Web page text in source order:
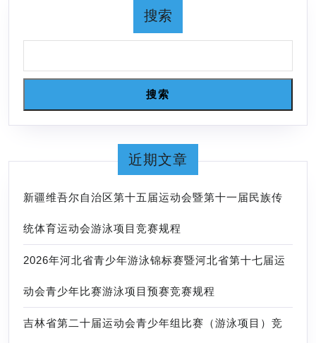
联
竟
规
搜索
搜索
近期文章
新疆维吾尔自治区第十五届运动会暨第十一届民族传
统体育运动会游泳项目竞赛规程
2026年河北省青少年游泳锦标赛暨河北省第十七届运
动会青少年比赛游泳项目预赛竞赛规程
吉林省第二十届运动会青少年组比赛（游泳项目）竞